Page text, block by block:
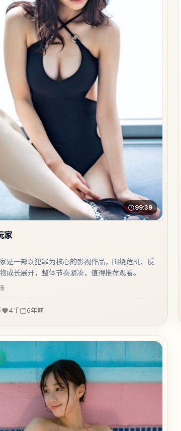
99:39
家
是一部以犯罪为核心的影视作品，围绕危机、反
成长展开，整体节奏紧凑，值得推荐观看。
4千 6年前